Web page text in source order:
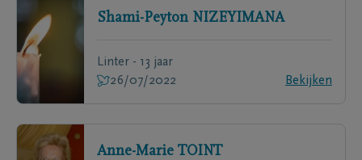
Shami-Peyton NIZEYIMANA
Linter - 13 jaar
26/07/2022
Bekijken
Anne-Marie TOINT